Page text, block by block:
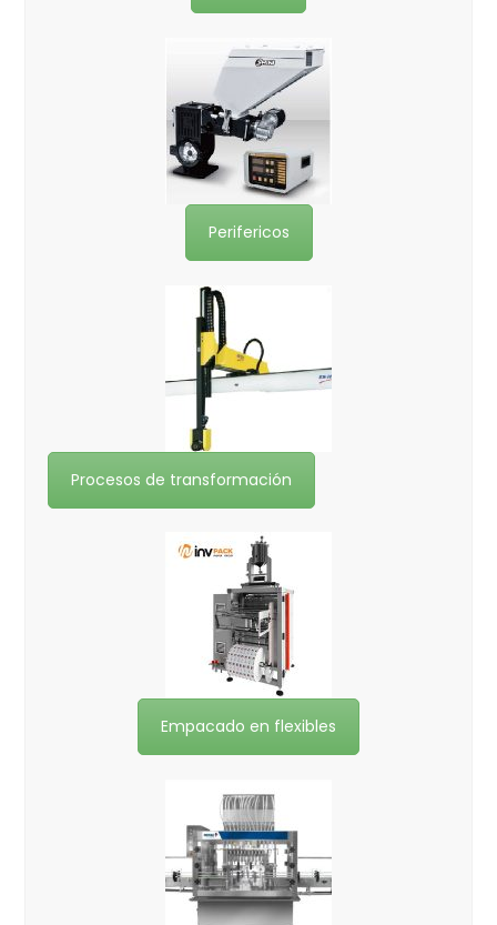
Perifericos
Procesos de transformación
Empacado en flexibles